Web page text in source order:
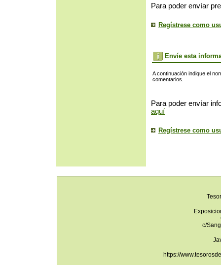
Para poder envíar
Regístrese como
Envíe esta
A continuación indique el
comentarios.
Para poder envíar
aquí
Regístrese como
c/
https://